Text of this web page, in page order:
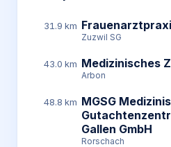
31.9 km
Zuzwil SG
43.0 km Medizinisches
Arbon
48.8 km MGSG
Gallen GmbH
Rorschach